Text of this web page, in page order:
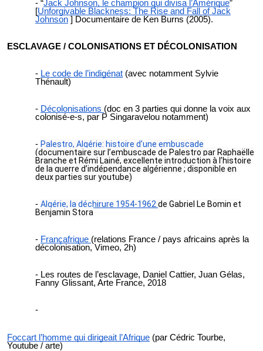
“Jack Johnson, le champion qui divisa l’Amérique”
[Unforgivable Blackness: The Rise and Fall of Jack
Johnson ] Documentaire de Ken Burns (2005).
ESCLAVAGE / COLONISATIONS ET DÉCOLONISATION
Le code de l’indigénat (avec notamment Sylvie
Thénault)
Décolonisations (doc en 3 parties qui donne la voix aux
colonisé-e-s, par P Singaravelou notamment)
Palestro, Algérie: histoire d'une embuscade
(documentaire sur l’embuscade de Palestro par Raphaëlle
Branche et Rémi Lainé, excellente introduction à l’histoire
de la guerre d’indépendance algérienne ; disponible en
deux parties sur youtube)
Algérie, la déchirure 1954-1962de Gabriel Le Bomin et
Benjamin Stora
Françafrique (relations France / pays africains après la
décolonisation, Vimeo, 2h)
Les routes de l’esclavage, Daniel Cattier, Juan Gélas,
Fanny Glissant, Arte France, 2018
Foccart l’homme qui dirigeait l’Afrique (par Cédric Tourbe,
Youtube / arte)